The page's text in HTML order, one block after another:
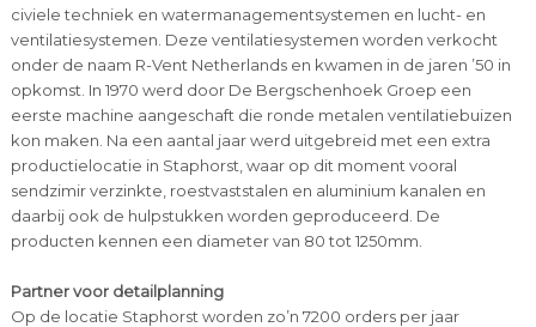
civiele techniek en watermanagementsystemen en lucht- en
ventilatiesystemen. Deze ventilatiesystemen worden verkocht
onder de naam R-Vent Netherlands en kwamen in de jaren ’50 in
opkomst. In 1970 werd door De Bergschenhoek Groep een
eerste machine aangeschaft die ronde metalen ventilatiebuizen
kon maken. Na een aantal jaar werd uitgebreid met een extra
productielocatie in Staphorst, waar op dit moment vooral
sendzimir verzinkte, roestvaststalen en aluminium kanalen en
daarbij ook de hulpstukken worden geproduceerd. De
producten kennen een diameter van 80 tot 1250mm.
Partner voor detailplanning
Op de locatie Staphorst worden zo’n 7200 orders per jaar